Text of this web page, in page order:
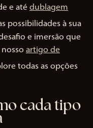
e até dublagem
possibilidades à sua
e imersão que
artigo de
todas as opções
cada tipo